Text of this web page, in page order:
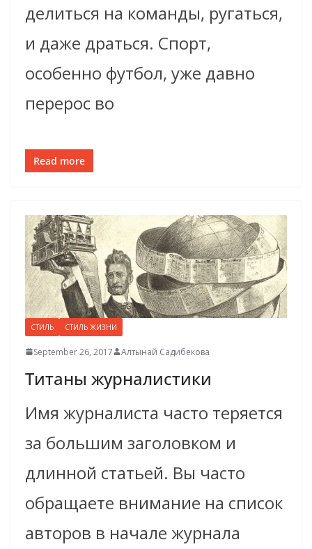
делиться на команды, ругаться,
и даже драться. Спорт,
особенно футбол, уже давно
перерос во
Read more
СТИЛЬ СТИЛЬ ЖИЗНИ
September 26, 2017 Алтынай Садибекова
Титаны журналистики
Имя журналиста часто теряется
за большим заголовком и
длинной статьей. Вы часто
обращаете внимание на список
авторов в начале журнала